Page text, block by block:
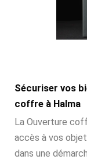
Sécuriser vos
coffre à Halma
La Ouverture
accès à vos
dans une